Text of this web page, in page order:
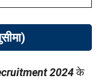
2024के